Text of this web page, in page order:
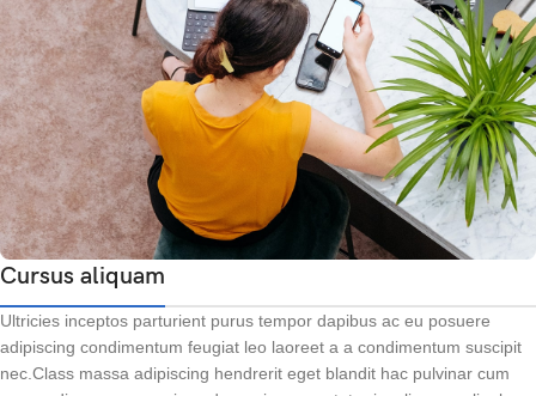
Cursus aliquam
Ultricies inceptos parturient purus tempor dapibus ac eu posuere
adipiscing condimentum feugiat leo laoreet a a condimentum suscipit
nec.Class massa adipiscing hendrerit eget blandit hac pulvinar cum